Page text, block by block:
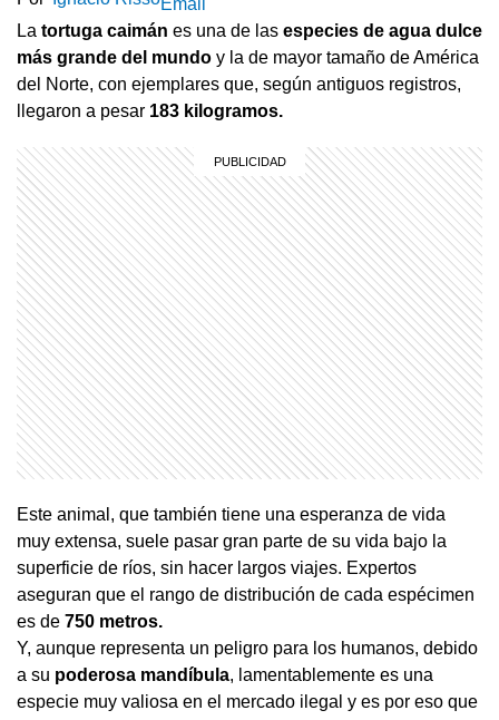
Email
La tortuga caimán es una de las especies de agua dulce
más grande del mundo y la de mayor tamaño de América
del Norte, con ejemplares que, según antiguos registros,
llegaron a pesar 183 kilogramos.
Este animal, que también tiene una esperanza de vida
muy extensa, suele pasar gran parte de su vida bajo la
superficie de ríos, sin hacer largos viajes. Expertos
aseguran que el rango de distribución de cada espécimen
es de 750 metros.
Y, aunque representa un peligro para los humanos, debido
a su poderosa mandíbula, lamentablemente es una
especie muy valiosa en el mercado ilegal y es por eso que